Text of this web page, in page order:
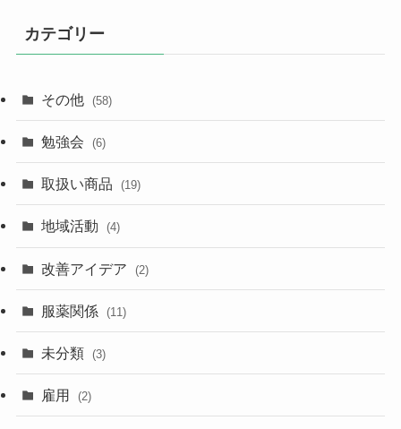
カテゴリー
その他 (58)
勉強会 (6)
取扱い商品 (19)
地域活動 (4)
改善アイデア (2)
服薬関係 (11)
未分類 (3)
雇用 (2)